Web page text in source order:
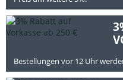
Bestellungen vor 12 Uhr